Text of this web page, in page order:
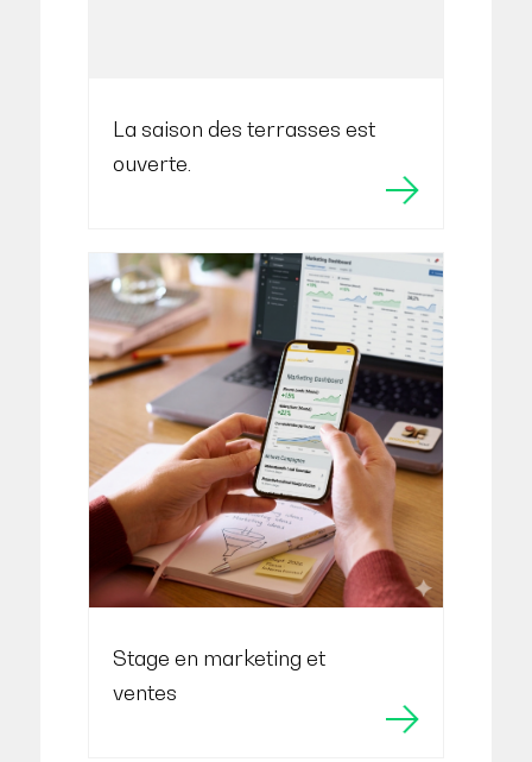
La saison des terrasses est
ouverte.
Stage en marketing et
ventes